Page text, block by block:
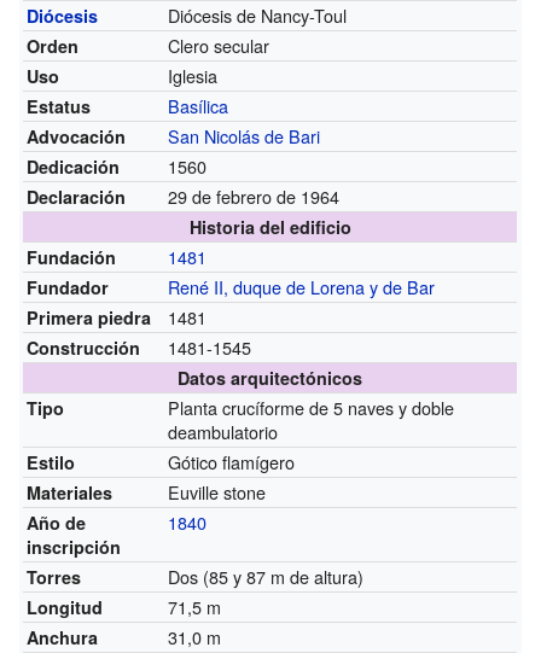
Diócesis Diócesis de Nancy-Toul
Orden Clero secular
Uso Iglesia
Estatus Basílica
Advocación San Nicolás de Bari
Dedicación 1560
Declaración 29 de febrero de 1964
Historia del edificio
Fundación
1481
Fundador René II, duque de Lorena y de Bar
Primera piedra 1481
Construcción 1481-1545
Datos arquitectónicos
Tipo
Planta crucíforme de 5 naves y doble
deambulatorio
Estilo Gótico flamígero
Materiales Euville stone
Año de
inscripción
1840
Torres Dos (85 y 87 m de altura)
Longitud 71,5 m
Anchura 31,0 m